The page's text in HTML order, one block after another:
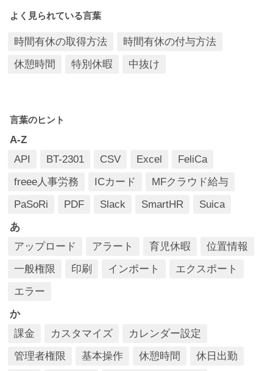
よく見られている言葉
時間有休の取得方法
時間有休の付与方法
休憩時間
特別休暇 中抜け
言葉のヒント
A-Z
API
BT-2301 CSV Excel
FeliCa
freee人事労務
ICカード
MFクラウド給与
PaSoRi
PDF Slack SmartHR
Suica
あ
アップロード
アラート 育児休暇
位置情報
一般権限
印刷 インポート
エクスポート
エラー
か
課金
カスタマイズ
カレンダー設定
管理者権限
基本操作 休憩時間
休日出勤